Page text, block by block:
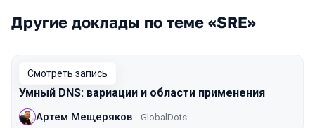
Другие доклады по теме «SRE»
Смотреть запись
Умный DNS: вариации и области применения
Артем Мещеряков GlobalDots